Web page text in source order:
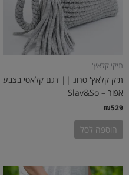
תיקי קלאץ'
תיק קלאץ' סרוג || דגם קלאסי בצבע
אפור – Slav&So
₪529
הוספה לסל